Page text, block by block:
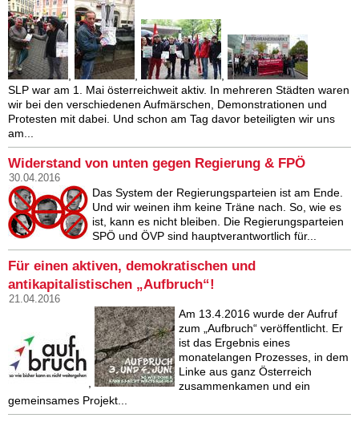
, ,
,
SLP war am 1. Mai österreichweit aktiv. In mehreren Städten waren
wir bei den verschiedenen Aufmärschen, Demonstrationen und
Protesten mit dabei. Und schon am Tag davor beteiligten wir uns
am...
Widerstand von unten gegen Regierung & FPÖ
30.04.2016
Das System der Regierungsparteien ist am Ende.
Und wir weinen ihm keine Träne nach. So, wie es
ist, kann es nicht bleiben. Die Regierungsparteien
SPÖ und ÖVP sind hauptverantwortlich für...
Für einen aktiven, demokratischen und
antikapitalistischen „Aufbruch“!
21.04.2016
,
Am 13.4.2016 wurde der Aufruf
zum „Aufbruch“ veröffentlicht. Er
ist das Ergebnis eines
monatelangen Prozesses, in dem
Linke aus ganz Österreich
zusammenkamen und ein
gemeinsames Projekt...